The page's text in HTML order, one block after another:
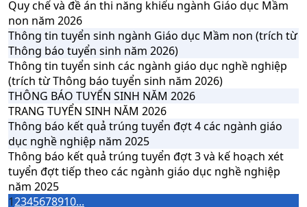
Quy chế và đề án thi năng khiếu ngành Giáo dục Mầm
non năm 2026
Thông tin tuyển sinh ngành Giáo dục Mầm non (trích từ
Thông báo tuyển sinh năm 2026)
Thông tin tuyển sinh các ngành giáo dục nghề nghiệp
(trích từ Thông báo tuyển sinh năm 2026)
THÔNG BÁO TUYỂN SINH NĂM 2026
TRANG TUYỂN SINH NĂM 2026
Thông báo kết quả trúng tuyển đợt 4 các ngành giáo
dục nghề nghiệp năm 2025
Thông báo kết quả trúng tuyển đợt 3 và kế hoạch xét
tuyển đợt tiếp theo các ngành giáo dục nghề nghiệp
năm 2025
12345678910...